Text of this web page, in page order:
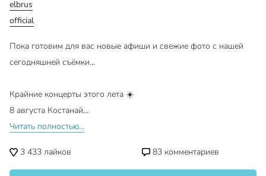
elbrus
official
Пока готовим для вас новые афиши и свежие фото с нашей
сегодняшней съёмки…
Крайние концерты этого лета ☀️
8 августа Костанай…
Читать полностью...
3 433 лайков 83 комментариев